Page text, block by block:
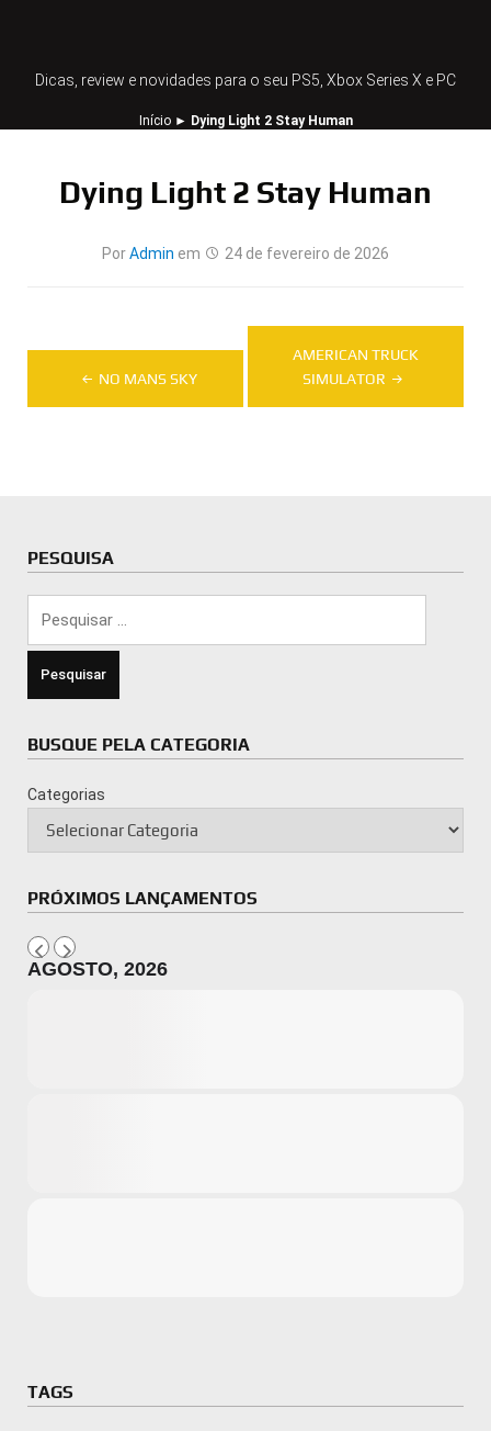
Dicas, review e novidades para o seu PS5, Xbox Series X e PC
Início► Dying Light 2 Stay Human
Dying Light 2 Stay Human
PorAdmin em 24 de fevereiro de 2026
Navegação
NO MANS SKY
AMERICAN TRUCK
SIMULATOR
PESQUISA
BUSQUE PELA CATEGORIA
Categorias
PRÓXIMOS LANÇAMENTOS
AGOSTO, 2026
TAGS